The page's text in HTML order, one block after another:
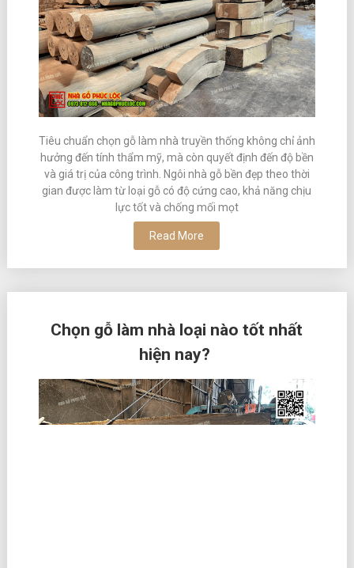
Tiêu chuẩn chọn gỗ làm nhà truyền thống không chỉ ảnh
hưởng đến tính thẩm mỹ, mà còn quyết định đến độ bền
và giá trị của công trình. Ngôi nhà gỗ bền đẹp theo thời
gian được làm từ loại gỗ có độ cứng cao, khả năng chịu
lực tốt và chống mối mọt
Read More
Chọn gỗ làm nhà loại nào tốt nhất
hiện nay?